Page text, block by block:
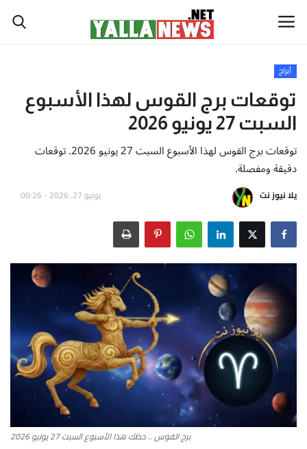
أخبار العالم
أخبار الوطن العربي
سياسة واقتصاد
رياضة
ثقافة وفن
تكنولوجيا وعلوم
صحة ولياقة
أطباق من المطابخ العربية
سياحة وسفر
منوعات عامة
أبراج
توقعات برج القوس لهذا الأسبوع
السبت 27 يونيو 2026
توقعات برج القوس لهذا الأسبوع السبت 27 يونيو 2026. توقعات
دقيقة ومفصلة.
يلا نيوز نت يونيو 27, 2026 - 00:26
برج القوس .. حظك هذا الأسبوع السبت 27 يونيو 2026